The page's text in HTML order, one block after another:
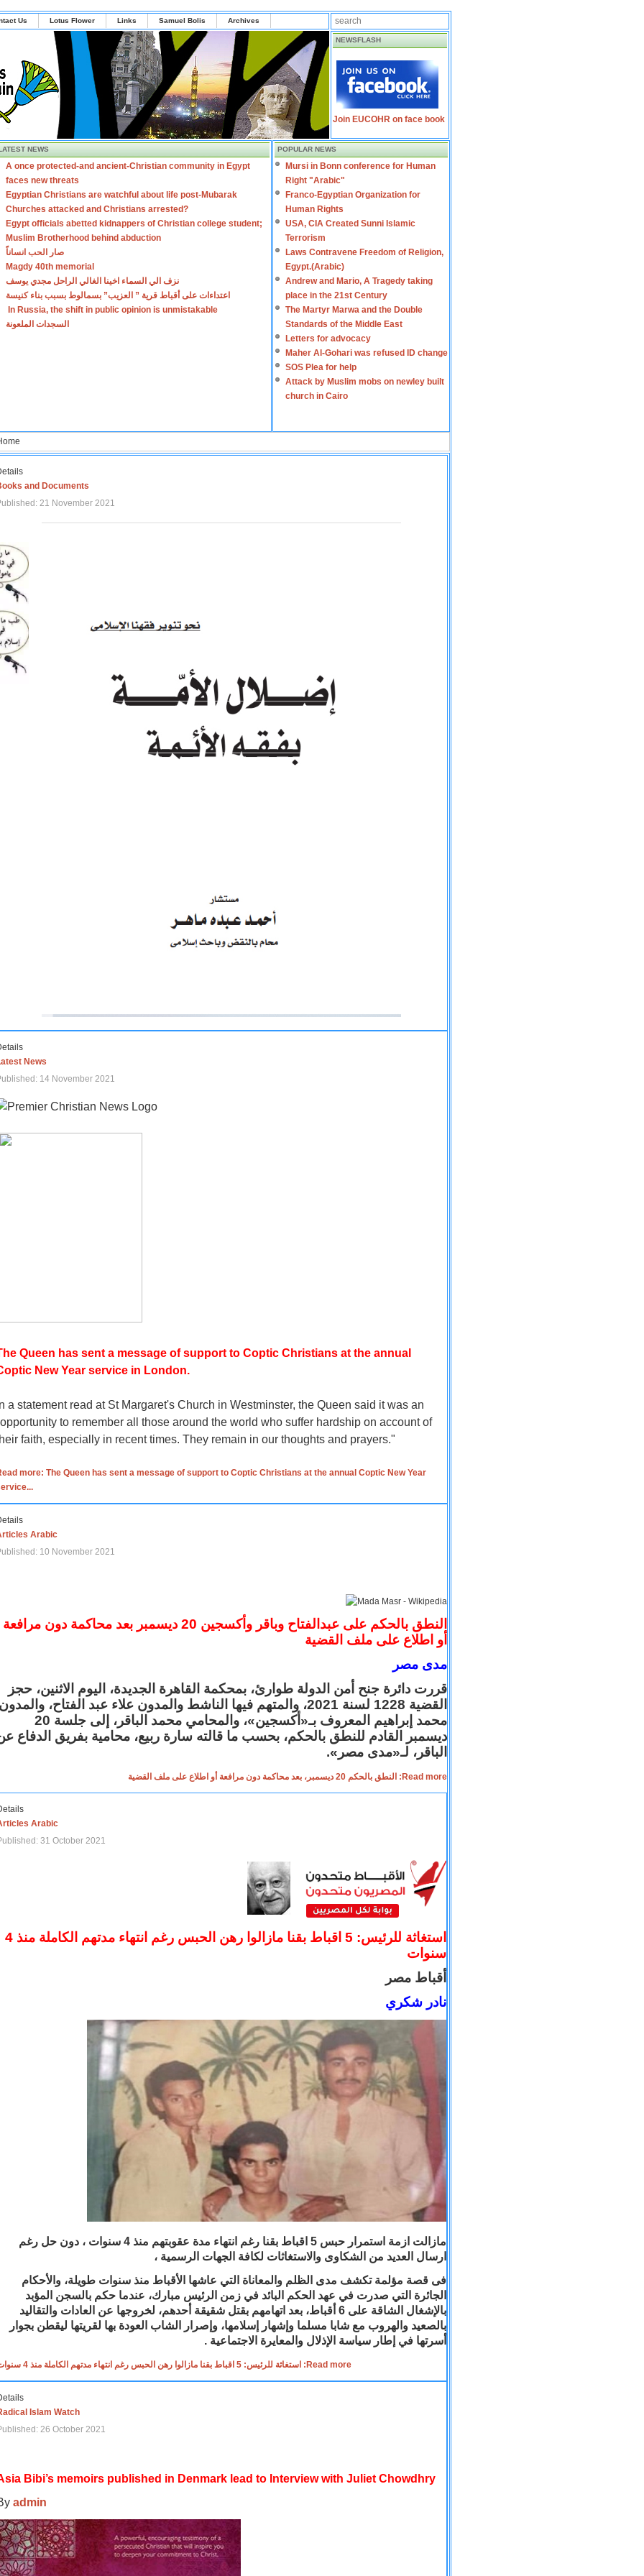
Us Lotus Flower Links Samuel Bolis Archives
NEWSFLASH
Join EUCOHR on face book
NEWS
A once protected-and ancient-Christian community in Egypt
faces new threats
Egyptian Christians are watchful about life post-Mubarak
Churches attacked and Christians arrested?
Egypt officials abetted kidnappers of Christian college student;
Muslim Brotherhood behind abduction
صار الحب انساناً
Magdy 40th memorial
نزف الي السماء اخينا الغالي الراحل مجدي يوسف
اعتداءات على أقباط قرية ” العزيب” بسمالوط بسبب بناء كنيسة
In Russia, the shift in public opinion is unmistakable
السجدات الملعونة
POPULAR NEWS
Mursi in Bonn conference for Human
Right "Arabic"
Franco-Egyptian Organization for
Human Rights
USA, CIA Created Sunni Islamic
Terrorism
Laws Contravene Freedom of Religion,
Egypt.(Arabic)
Andrew and Mario, A Tragedy taking
place in the 21st Century
The Martyr Marwa and the Double
Standards of the Middle East
Letters for advocacy
Maher Al-Gohari was refused ID change
SOS Plea for help
Attack by Muslim mobs on newley built
church in Cairo
and Documents
21 November 2021
News
14 November 2021
Queen has sent a message of support to Coptic Christians at the annual
New Year service in London.
a statement read at St Margaret's Church in Westminster, the Queen said it was an
to remember all those around the world who suffer hardship on account of
faith, especially in recent times. They remain in our thoughts and prayers."
more: The Queen has sent a message of support to Coptic Christians at the annual Coptic New Year
Arabic
10 November 2021
أو اطلاع على ملف القضية
مدى مصر
قررت دائرة جنح أمن الدولة طوارئ، بمحكمة القاهرة الجديدة، اليوم الاثنين، حجز
القضية 1228 لسنة 2021، والمتهم فيها الناشط والمدون علاء عبد الفتاح،
محمد إبراهيم المعروف بـ«أكسجين»، والمحامي محمد الباقر، إلى جلسة 20
ديسمبر القادم للنطق بالحكم، بحسب ما قالته سارة ربيع، محامية بفريق الدفاع
الباقر، لـ«مدى مصر».
Read more: النطق بالحكم 20 ديسمبر، بعد محاكمة دون مرافعة أو اطلاع على ملف القضية
Arabic
31 October 2021
استغاثة للرئيس: 5 اقباط بقنا مازالوا رهن الحبس رغم انتهاء مدتهم الكاملة منذ 4
سنوات
أقباط مصر
نادر شكري
مازالت ازمة استمرار حبس 5 اقباط بقنا رغم انتهاء مدة عقوبتهم منذ 4 سنوات ، دون حل رغم
ارسال العديد من الشكاوى والاستغاثات لكافة الجهات الرسمية ،
فى قصة مؤلمة تكشف مدى الظلم والمعاناة التي عاشها الأقباط منذ سنوات طويلة، والأحكام
الجائرة التي صدرت في عهد الحكم البائد في زمن الرئيس مبارك، عندما حكم بالسجن المؤبد
بالإشغال الشاقة على 6 أقباط، بعد اتهامهم بقتل شقيقة أحدهم، لخروجها عن العادات والتقاليد
بالصعيد والهروب مع شابا مسلما وإشهار إسلامها، وإصرار الشاب العودة بها لقريتها ليقطن بجوار
أسرتها في إطار سياسة الإذلال والمعايرة الاجتماعية .
Read more: استغاثة للرئيس: 5 اقباط بقنا مازالوا رهن الحبس رغم انتهاء مدتهم الكاملة منذ 4 سنوات
Islam Watch
26 October 2021
Bibi’s memoirs published in Denmark lead to Interview with Juliet Chowdhry
admin